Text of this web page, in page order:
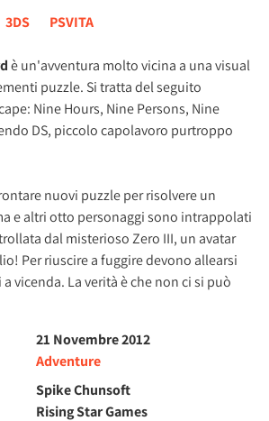
3DS PSVITA
è un'avventura molto vicina a una visual
puzzle. Si tratta del seguito
Nine Hours, Nine Persons, Nine
DS, piccolo capolavoro purtroppo
nuovi puzzle per risolvere un
e altri otto personaggi sono intrappolati
dal misterioso Zero III, un avatar
Per riuscire a fuggire devono allearsi
vicenda. La verità è che non ci si può
21 Novembre 2012
Adventure
Spike Chunsoft
Rising Star Games